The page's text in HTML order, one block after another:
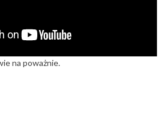
na poważnie.